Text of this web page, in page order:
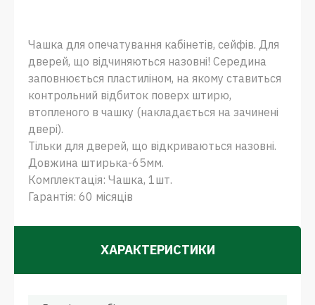
Чашка для опечатування кабінетів, сейфів. Для
дверей, що відчиняються назовні! Середина
заповнюється пластиліном, на якому ставиться
контрольний відбиток поверх штирю,
втопленого в чашку (накладається на зачинені
двері).
Тільки для дверей, що відкриваються назовні.
Довжина штирька-65мм.
Комплектація: Чашка, 1шт.
Гарантія: 60 місяців
ХАРАКТЕРИСТИКИ